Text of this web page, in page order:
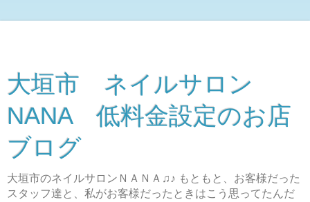
大垣市 ネイルサロン
NANA 低料金設定のお店
ブログ
大垣市のネイルサロンＮＡＮＡ♫♪ もともと、お客様だった
スタッフ達と、私がお客様だったときはこう思ってたんだ